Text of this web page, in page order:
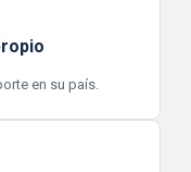
en su país.